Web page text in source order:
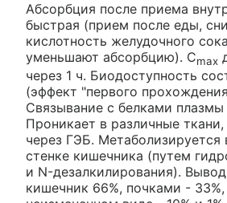
Абсорбция после приема
быстрая (прием после еды,
кислотность желудочного
уменьшают абсорбцию). Cmax
через 1 ч. Биодоступность
(эффект "первого
Связывание с белками плазмы
Проникает в различные
через ГЭБ. Метаболизируется
стенке кишечника (путем
и N-дезалкилирования).
кишечник 66%, почками - 33%,